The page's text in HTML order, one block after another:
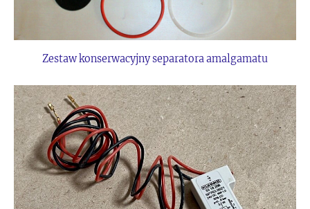
Zestaw konserwacyjny separatora amalgamatu